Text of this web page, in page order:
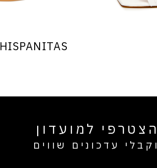
HISPANITAS
הצטרפי למועדון
וקבלי עדכונים שווים